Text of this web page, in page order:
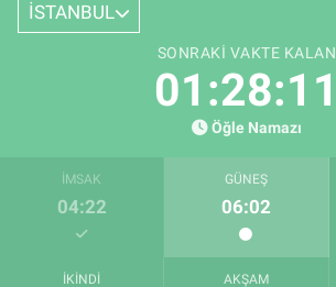
İSTANBUL
SONRAKI VAKTE KALAN
01:28:10
Öğle Namazı
İMSAK
04:22
GÜNEŞ
06:02
İKINDI AKŞAM